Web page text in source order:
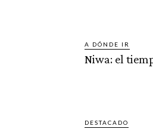
A DÓNDE IR
Niwa: el
DESTACADO